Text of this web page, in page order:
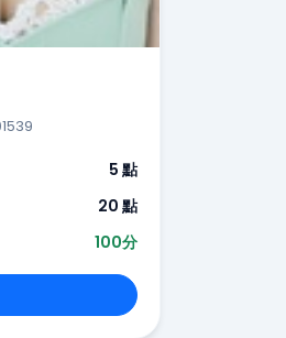
5 點
20 點
100分